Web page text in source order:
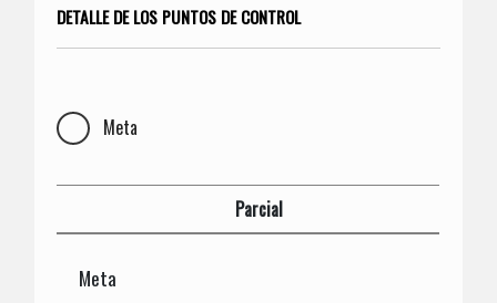
DETALLE DE LOS PUNTOS DE CONTROL
Meta
Parcial
Meta